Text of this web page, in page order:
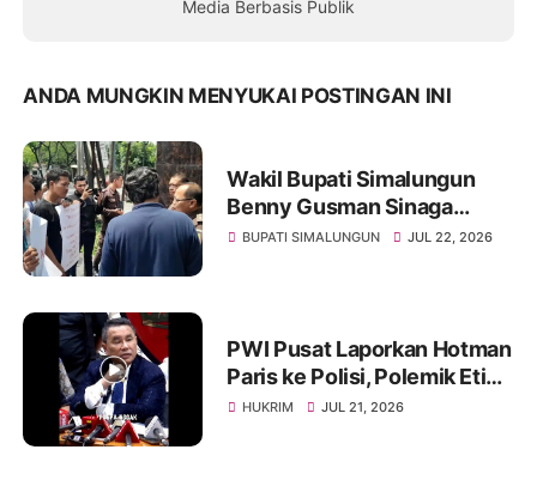
Media Berbasis Publik
ANDA MUNGKIN MENYUKAI POSTINGAN INI
Wakil Bupati Simalungun
Benny Gusman Sinaga
Disebutsebut Terlibat
BUPATI SIMALUNGUN JUL 22, 2026
PWI Pusat Laporkan Hotman
Paris ke Polisi, Polemik Etika
dan Kebebasan Pers
HUKRIM JUL 21, 2026